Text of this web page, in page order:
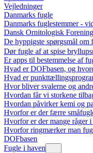
Vejledninger
Danmarks fugle
Danmarks fuglestemmer -
Dansk Ornitologisk
De hyppigste spørgsmål om
Dør fugle af at spise
Er apps til bestemmelse af
Hvad er DOFbasen, og
Hvad er
Hvor bliver svalerne og
Hvordan får vi storkene
Hvordan påvirker kemi og
Hvorfor er der færre
Hvorfor er der mange råger i
Hvorfor ringmærker man
DOFbasen
Fugle i haven